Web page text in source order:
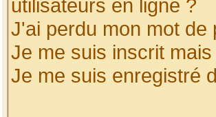
utilisateurs en ligne ?
J'ai perdu mon mot de
Je me suis inscrit
Je me suis enregistré